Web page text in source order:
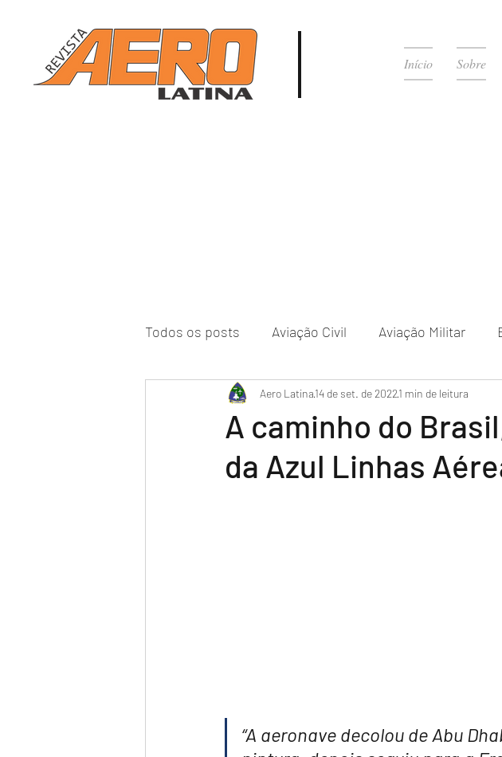
Início Sobre
Todos os posts Aviação Civil Aviação Militar
PR-WILL - Meu Diário de Bordo
A caminho do
da Azul Linhas
Aero Latina14 de set. de 20221 min de leitura
“A aeronave decolou de Abu